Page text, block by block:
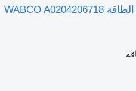
بطاريات المراكم القابلة لتخزين الطاقة WABCO A0204206718